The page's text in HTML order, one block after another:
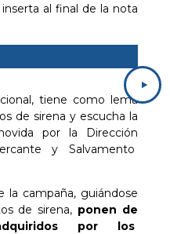
al final de la nota
Sintes
tiene como lema
de sirena y escucha la
por la Dirección
y Salvamento
la campaña, guiándose
de sirena, ponen de
por los